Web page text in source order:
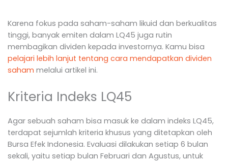
Karena fokus pada saham-saham likuid dan berkualitas
tinggi, banyak emiten dalam LQ45 juga rutin
membagikan dividen kepada investornya. Kamu bisa
pelajari lebih lanjut tentang cara mendapatkan dividen
saham melalui artikel ini.
Kriteria Indeks LQ45
Agar sebuah saham bisa masuk ke dalam indeks LQ45,
terdapat sejumlah kriteria khusus yang ditetapkan oleh
Bursa Efek Indonesia. Evaluasi dilakukan setiap 6 bulan
sekali, yaitu setiap bulan Februari dan Agustus, untuk